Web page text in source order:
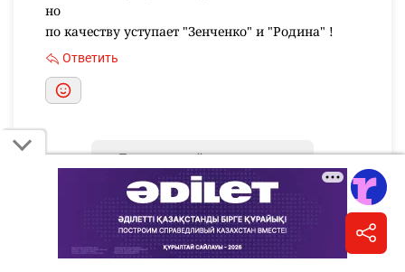
но
по качеству уступает "Зенченко" и "Родина" !
Ответить
Показать ещё комментарии